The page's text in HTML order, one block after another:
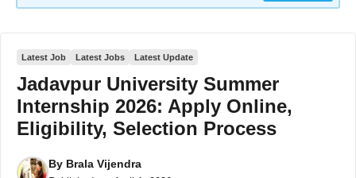
Latest Job Latest Jobs Latest Update
Jadavpur University Summer
Internship 2026: Apply Online,
Eligibility, Selection Process
By Brala Vijendra